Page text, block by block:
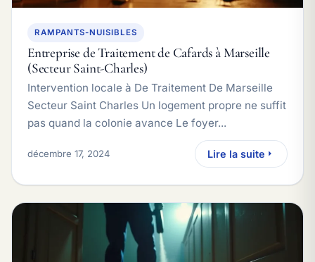
RAMPANTS-NUISIBLES
Entreprise de Traitement de Cafards à Marseille
(Secteur Saint-Charles)
Intervention locale à De Traitement De Marseille
Secteur Saint Charles Un logement propre ne suffit
pas quand la colonie avance Le foyer...
décembre 17, 2024 Lire la suite